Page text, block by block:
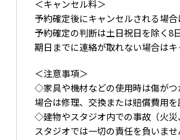
＜キャンセル料＞
予約確定後にキャンセルされる場
予約確定の判断は土日祝日を除く8
期日までに連絡が取れない場合は
＜注意事項＞
◇家具や機材などの使用時は傷が
場合は修理、交換または賠償費用を
◇建物やスタジオ内での事故（火
スタジオでは一切の責任を負いませ